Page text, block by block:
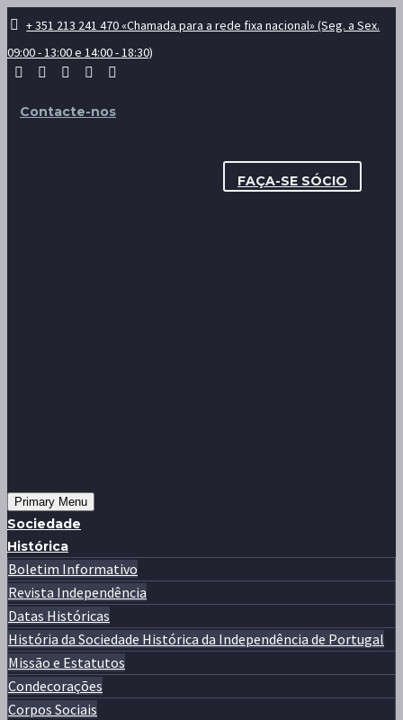
+ 351 213 241 470 «Chamada para a rede fixa nacional» (Seg. a Sex.
09:00 - 13:00 e 14:00 - 18:30)
Contacte-nos
FAÇA-SE SÓCIO
Primary Menu
Sociedade
Histórica
Boletim Informativo
Revista Independência
Datas Históricas
História da Sociedade Histórica da Independência de Portugal
Missão e Estatutos
Condecorações
Corpos Sociais